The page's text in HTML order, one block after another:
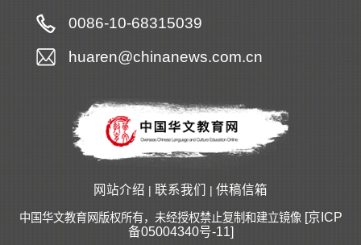
0086-10-68315039
huaren@chinanews.com.cn
网站介绍 | 联系我们 | 供稿信箱
中国华文教育网版权所有，未经授权禁止复制和建立镜像 [京ICP
备05004340号-11]